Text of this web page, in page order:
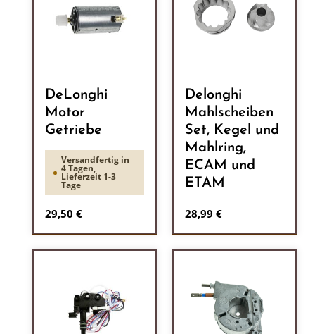
DeLonghi
Motor
Getriebe
Versandfertig in
4 Tagen,
Lieferzeit 1-3
Tage
Regulärer Preis:
29,50 €
Delonghi
Mahlscheiben
Set, Kegel und
Mahlring,
ECAM und
ETAM
Regulärer Preis:
28,99 €